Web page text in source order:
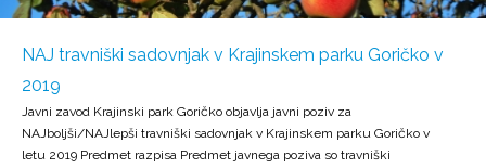
NAJ travniški sadovnjak v Krajinskem parku Goričko v
2019
Javni zavod Krajinski park Goričko objavlja javni poziv za
NAJboljši/NAJlepši travniški sadovnjak v Krajinskem parku Goričko v
letu 2019 Predmet razpisa Predmet javnega poziva so travniški